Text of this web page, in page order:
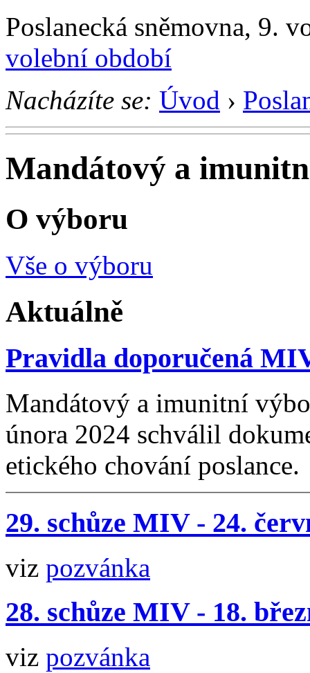
Poslanecká sněmovna, 9.
volební období
Nacházíte se: Úvod ›
Mandátový a
O výboru
Vše o výboru
Aktuálně
Pravidla doporučená
Mandátový a imunitní
února 2024 schválil
etického chování poslance.
29. schůze MIV - 24.
viz pozvánka
28. schůze MIV - 18.
viz pozvánka